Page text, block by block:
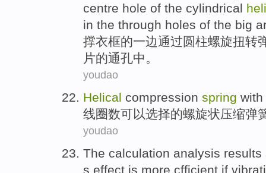
centre hole of the cylindrical
in the through holes of the big
撑衣框的一边通过圆柱螺旋扭转
片的通孔中。
youdao
Helical compression spring with
线圈数可以选择的螺旋状压缩弹
youdao
The calculation analysis results
s effect is more cfficient if